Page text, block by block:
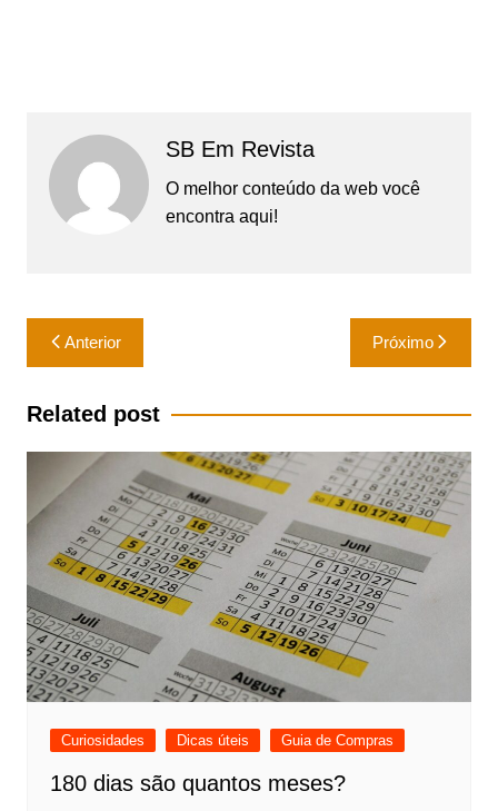
SB Em Revista
O melhor conteúdo da web você
encontra aqui!
Navegação
de
Post
Anterior Próximo
Related post
Curiosidades Dicas úteis Guia de Compras
180 dias são quantos meses?